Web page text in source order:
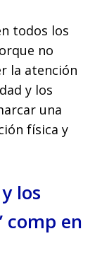
todos los
no
la atención
y los
una
física y
los
comp en